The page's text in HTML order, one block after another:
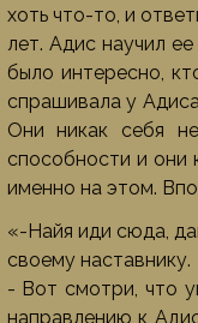
хоть что-то, и
лет. Адис научил
было интересно,
спрашивала у
Они никак себя
способности и они
именно на этом.
«-Найя иди сюда,
своему наставнику.
- Вот смотри, что
направлению к